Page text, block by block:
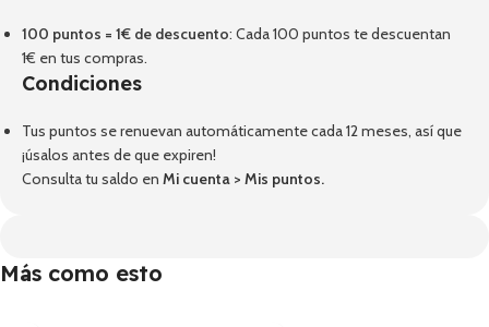
100 puntos = 1€ de descuento: Cada 100 puntos te descuentan
1€ en tus compras.
Condiciones
Tus puntos se renuevan automáticamente cada 12 meses, así que
¡úsalos antes de que expiren!
Consulta tu saldo en Mi cuenta > Mis puntos.
Más como esto